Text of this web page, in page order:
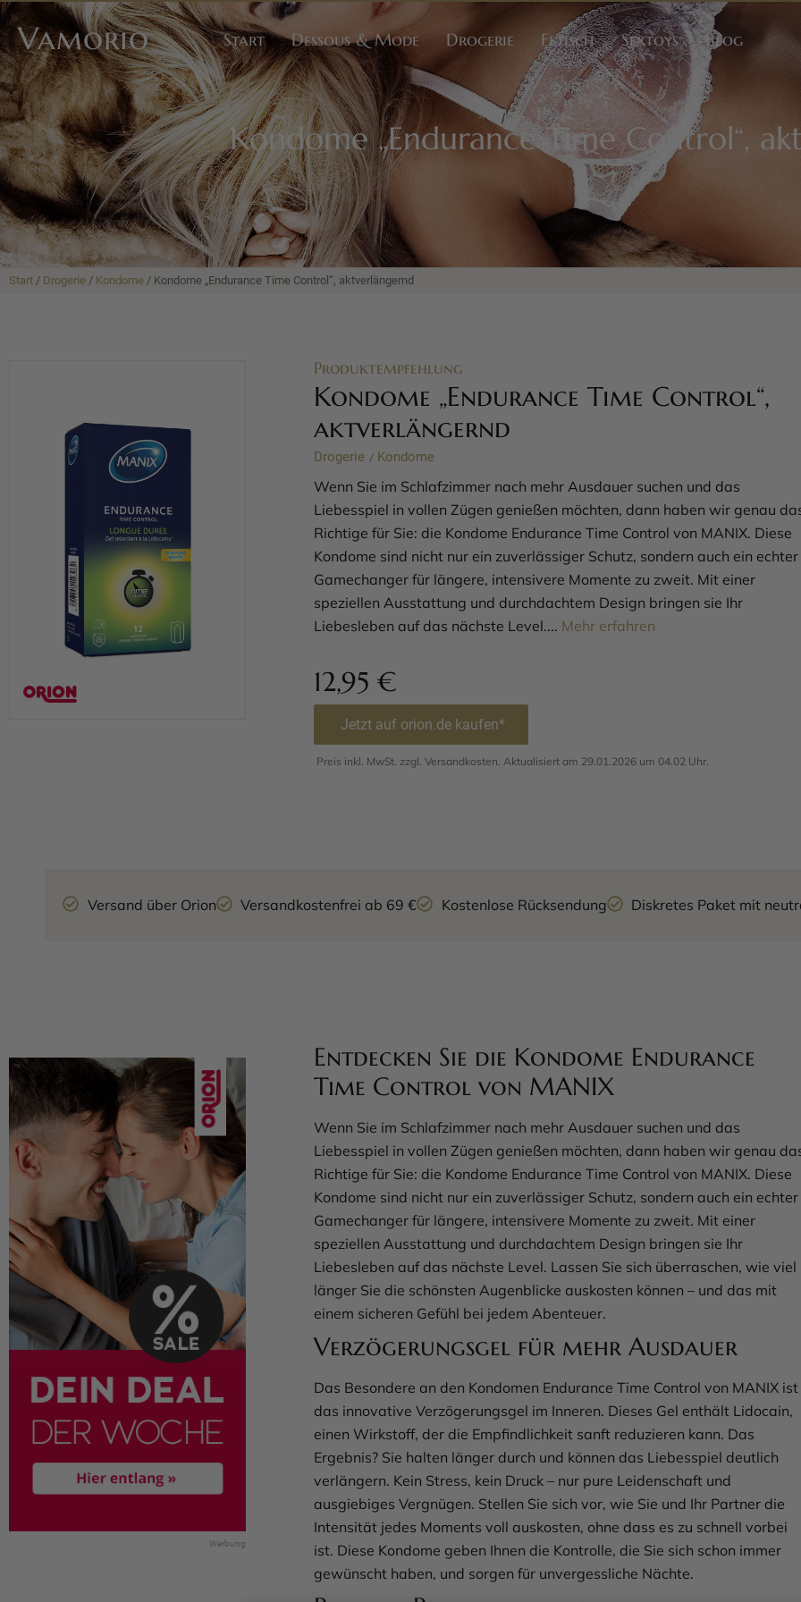
Vamorio Start Dessous & Mode Drogerie Fetisch Sextoys Blog
Kondome „Endurance Time Control“,
Start / Drogerie / Kondome / Kondome „Endurance Time Control“, aktverlängernd
Produktempfehlung
Kondome „Endurance Time Control“,
aktverlängernd
Drogerie / Kondome
Wenn Sie im Schlafzimmer nach mehr Ausdauer suchen und das
Liebesspiel in vollen Zügen genießen möchten, dann haben wir genau
Richtige für Sie: die Kondome Endurance Time Control von MANIX. Diese
Kondome sind nicht nur ein zuverlässiger Schutz, sondern auch ein echter
Gamechanger für längere, intensivere Momente zu zweit. Mit einer
speziellen Ausstattung und durchdachtem Design bringen sie Ihr
Liebesleben auf das nächste Level.... Mehr erfahren
12,95 €
Jetzt auf orion.de kaufen*
Preis inkl. MwSt. zzgl. Versandkosten. Aktualisiert am 29.01.2026 um 04.02 Uhr.
Versand über Orion Versandkostenfrei ab 69 € Kostenlose Rücksendung Diskretes Paket mit
Entdecken Sie die Kondome Endurance
Time Control von MANIX
Wenn Sie im Schlafzimmer nach mehr Ausdauer suchen und das
Liebesspiel in vollen Zügen genießen möchten, dann haben wir genau
Richtige für Sie: die Kondome Endurance Time Control von MANIX. Diese
Kondome sind nicht nur ein zuverlässiger Schutz, sondern auch ein echter
Gamechanger für längere, intensivere Momente zu zweit. Mit einer
speziellen Ausstattung und durchdachtem Design bringen sie Ihr
Liebesleben auf das nächste Level. Lassen Sie sich überraschen, wie viel
länger Sie die schönsten Augenblicke auskosten können – und das mit
einem sicheren Gefühl bei jedem Abenteuer.
Verzögerungsgel für mehr Ausdauer
Das Besondere an den Kondomen Endurance Time Control von MANIX ist
das innovative Verzögerungsgel im Inneren. Dieses Gel enthält Lidocain,
einen Wirkstoff, der die Empfindlichkeit sanft reduzieren kann. Das
Ergebnis? Sie halten länger durch und können das Liebesspiel deutlich
verlängern. Kein Stress, kein Druck – nur pure Leidenschaft und
ausgiebiges Vergnügen. Stellen Sie sich vor, wie Sie und Ihr Partner die
Intensität jedes Moments voll auskosten, ohne dass es zu schnell vorbei
ist. Diese Kondome geben Ihnen die Kontrolle, die Sie sich schon immer
gewünscht haben, und sorgen für unvergessliche Nächte.